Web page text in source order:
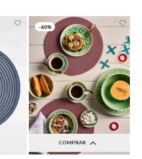
-60%
COMPRAR